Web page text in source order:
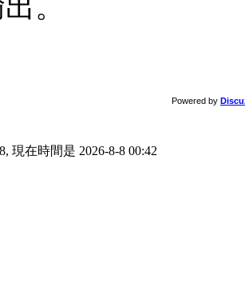
。
Powered by
現在時間是 2026-8-8 00:42